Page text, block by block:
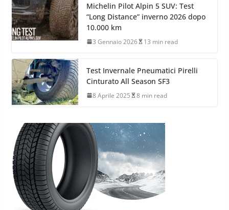
Michelin Pilot Alpin 5 SUV: Test
“Long Distance” inverno 2026 dopo
10.000 km
3 Gennaio 2026 13 min read
Test Invernale Pneumatici Pirelli
Cinturato All Season SF3
8 Aprile 2025 8 min read